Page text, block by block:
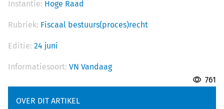
Instantie: Hoge Raad
Rubriek: Fiscaal bestuurs(proces)recht
Editie: 24 juni
Informatiesoort: VN Vandaag
761
OVER DIT ARTIKEL